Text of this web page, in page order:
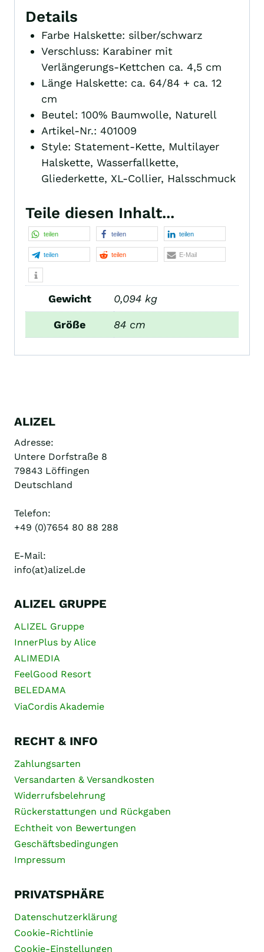
Details
Farbe Halskette: silber/schwarz
Verschluss: Karabiner mit
Verlängerungs-Kettchen ca. 4,5 cm
Länge Halskette: ca. 64/84 + ca. 12
cm
Beutel: 100% Baumwolle, Naturell
Artikel-Nr.: 401009
Style: Statement-Kette, Multilayer
Halskette, Wasserfallkette,
Gliederkette, XL-Collier, Halsschmuck
Teile diesen Inhalt...
teilen teilen teilen
teilen teilen E-Mail
Gewicht 0,094 kg
Größe 84 cm
ALIZEL
Adresse:
Untere Dorfstraße 8
79843 Löffingen
Deutschland
Telefon:
+49 (0)7654 80 88 288
E-Mail:
info(at)alizel.de
ALIZEL GRUPPE
ALIZEL Gruppe
InnerPlus by Alice
ALIMEDIA
FeelGood Resort
BELEDAMA
ViaCordis Akademie
RECHT & INFO
Zahlungsarten
Versandarten & Versandkosten
Widerrufsbelehrung
Rückerstattungen und Rückgaben
Echtheit von Bewertungen
Geschäftsbedingungen
Impressum
PRIVATSPHÄRE
Datenschutzerklärung
Cookie-Richtlinie
Cookie-Einstellungen